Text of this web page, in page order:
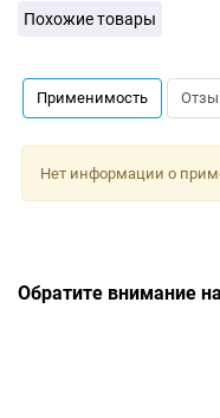
Похожие товары
Применимость
Нет информации о
Обратите внимание